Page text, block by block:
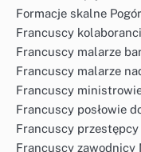
Formacje skalne
Francuscy
Francuscy malarze
Francuscy malarze
Francuscy
Francuscy posłowie
Francuscy przestępcy
Francuscy zawodnicy